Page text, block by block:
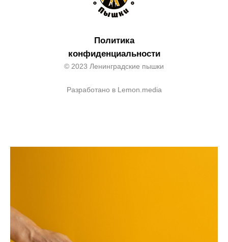
Политика
конфиденциальности
© 2023 Ленинградские пышки
Разработано в Lemon.media